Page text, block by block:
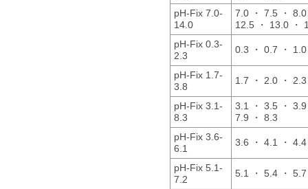
pH-Fix 7.0-
14.0
7.0 ・ 7.5 ・
12.5 ・ 13.0 ・
pH-Fix 0.3-
2.3
0.3 ・ 0.7 ・
pH-Fix 1.7-
3.8
1.7 ・ 2.0 ・
pH-Fix 3.1-
8.3
3.1 ・ 3.5 ・
7.9 ・ 8.3
pH-Fix 3.6-
6.1
3.6 ・ 4.1 ・
pH-Fix 5.1-
7.2
5.1 ・ 5.4 ・